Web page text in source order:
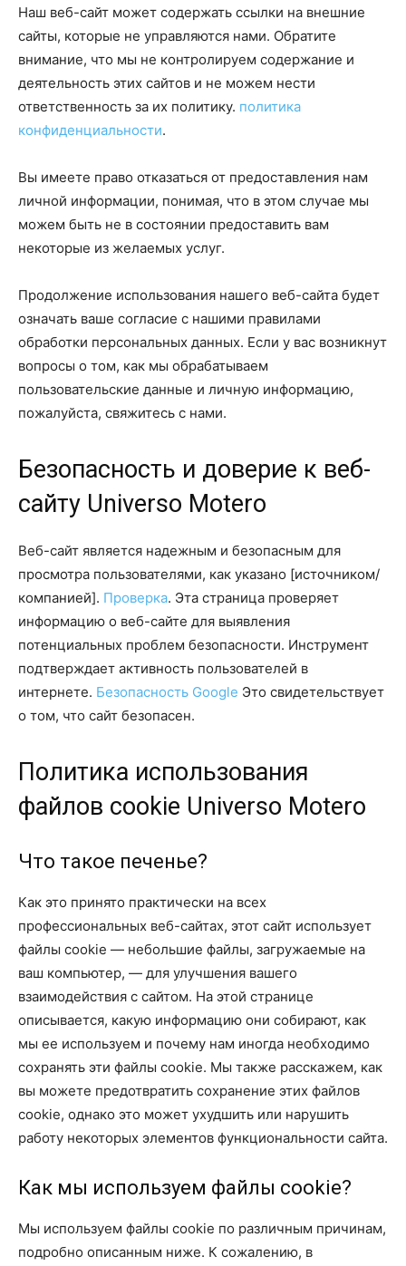
Наш веб-сайт может содержать ссылки на внешние
сайты, которые не управляются нами. Обратите
внимание, что мы не контролируем содержание и
деятельность этих сайтов и не можем нести
ответственность за их политику. политика
конфиденциальности.
Вы имеете право отказаться от предоставления нам
личной информации, понимая, что в этом случае мы
можем быть не в состоянии предоставить вам
некоторые из желаемых услуг.
Продолжение использования нашего веб-сайта будет
означать ваше согласие с нашими правилами
обработки персональных данных. Если у вас возникнут
вопросы о том, как мы обрабатываем
пользовательские данные и личную информацию,
пожалуйста, свяжитесь с нами.
Безопасность и доверие к веб-
сайту Universo Motero
Веб-сайт является надежным и безопасным для
просмотра пользователями, как указано [источником/
компанией]. Проверка. Эта страница проверяет
информацию о веб-сайте для выявления
потенциальных проблем безопасности. Инструмент
подтверждает активность пользователей в
интернете. Безопасность Google Это свидетельствует
о том, что сайт безопасен.
Политика использования
файлов cookie Universo Motero
Что такое печенье?
Как это принято практически на всех
профессиональных веб-сайтах, этот сайт использует
файлы cookie — небольшие файлы, загружаемые на
ваш компьютер, — для улучшения вашего
взаимодействия с сайтом. На этой странице
описывается, какую информацию они собирают, как
мы ее используем и почему нам иногда необходимо
сохранять эти файлы cookie. Мы также расскажем, как
вы можете предотвратить сохранение этих файлов
cookie, однако это может ухудшить или нарушить
работу некоторых элементов функциональности сайта.
Как мы используем файлы cookie?
Мы используем файлы cookie по различным причинам,
подробно описанным ниже. К сожалению, в